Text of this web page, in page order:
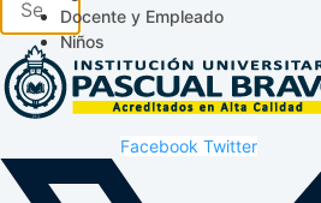
Docente y Empleado
Niños
Facebook Twitter